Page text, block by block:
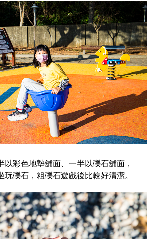
以彩色地墊舖面、一半以礫石舖面，
玩礫石，粗礫石遊戲後比較好清潔。